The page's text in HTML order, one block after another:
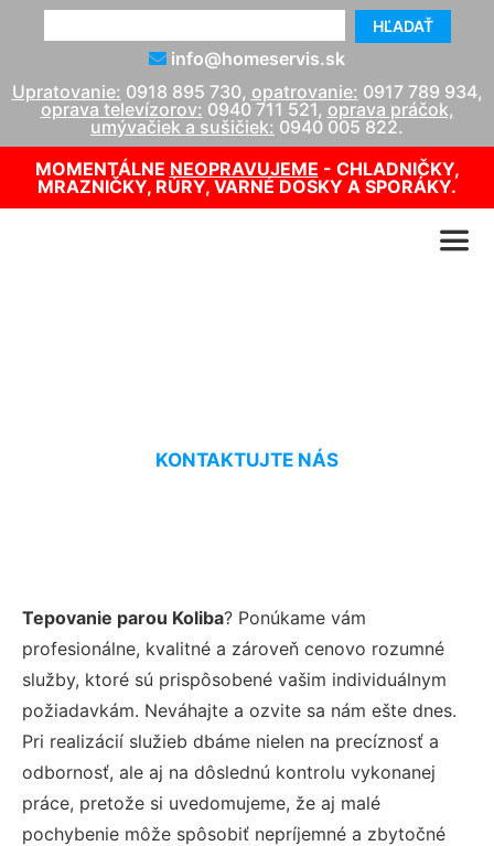
HĽADAŤ
info@homeservis.sk
Upratovanie: 0918 895 730, opatrovanie: 0917 789 934,
oprava televízorov: 0940 711 521, oprava práčok,
umývačiek a sušičiek: 0940 005 822.
MOMENTÁLNE NEOPRAVUJEME - CHLADNIČKY,
MRAZNIČKY, RÚRY, VARNÉ DOSKY A SPORÁKY.
KONTAKTUJTE NÁS
Tepovanie parou Koliba? Ponúkame vám
profesionálne, kvalitné a zároveň cenovo rozumné
služby, ktoré sú prispôsobené vašim individuálnym
požiadavkám. Neváhajte a ozvite sa nám ešte dnes.
Pri realizácií služieb dbáme nielen na precíznosť a
odbornosť, ale aj na dôslednú kontrolu vykonanej
práce, pretože si uvedomujeme, že aj malé
pochybenie môže spôsobiť nepríjemné a zbytočné